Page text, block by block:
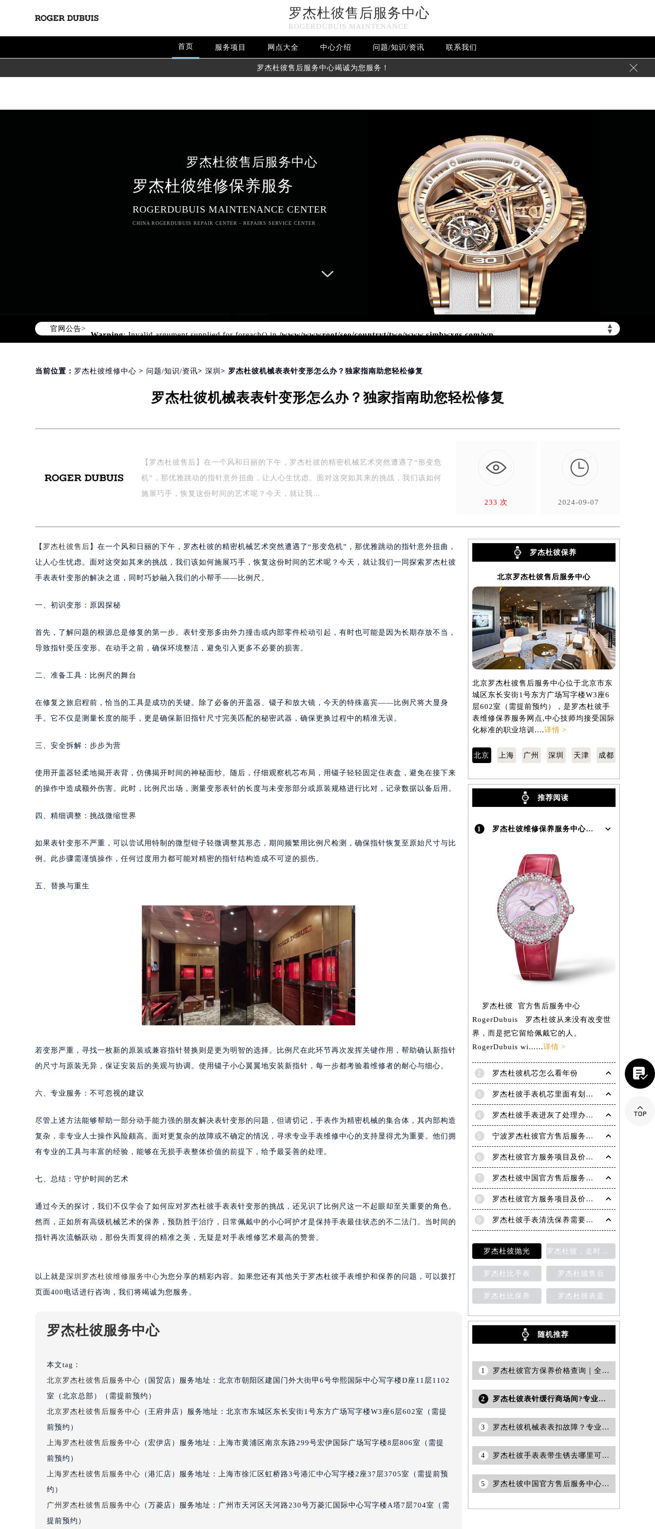
/www/wwwroot/seo/countryt/two/www.sjmbwxgs.com/wp-content/themes/rogerdubuis/header.php
/www/wwwroot/seo/countryt/two/www.sjmbwxgs.com/wp-content/themes/rogerdubuis/header.php
罗杰杜彼售后服务中心
ROGERDUBUIS MAINTENANCE
首页 服务项目 网点大全 中心介绍 问题/知识/资讯 联系我们
罗杰杜彼售后服务中心竭诚为您服务！ 
罗杰杜彼售后服务中心
罗杰杜彼维修保养服务
ROGERDUBUIS MAINTENANCE CENTER
CHINA ROGERDUBUIS REPAIR CENTER - REPAIRS SERVICE CENTER
官网公告> ▲
▼
当前位置： 罗杰杜彼维修中心 > 问题/知识/资讯> 深圳 > 罗杰杜彼机械表表针变形怎么办？独家指南助您轻松修复
罗杰杜彼机械表表针变形怎么办？独家指南助您轻松修复
【罗杰杜彼售后】在一个风和日丽的下午，罗杰杜彼的精密机械艺术突然遭遇了“形变危
机”，那优雅跳动的指针意外扭曲，让人心生忧虑。面对这突如其来的挑战，我们该如何
施展巧手，恢复这份时间的艺术呢？今天，就让我…
233 次

2024-09-07
【 罗杰杜彼售后 】在一个风和日丽的下午，罗杰杜彼的精密机械艺术突然遭遇了“形变危机”，那优雅跳动的指针意外扭曲，
让人心生忧虑。面对这突如其来的挑战，我们该如何施展巧手，恢复这份时间的艺术呢？今天，就让我们一同探索罗杰杜彼
手表表针变形的解决之道，同时巧妙融入我们的小帮手——比例尺。
一、初识变形：原因探秘
首先，了解问题的根源总是修复的第一步。表针变形多由外力撞击或内部零件松动引起，有时也可能是因为长期存放不当，
导致指针受压变形。在动手之前，确保环境整洁，避免引入更多不必要的损害。
二、准备工具：比例尺的舞台
在修复之旅启程前，恰当的工具是成功的关键。除了必备的开盖器、镊子和放大镜，今天的特殊嘉宾——比例尺将大显身
手。它不仅是测量长度的能手，更是确保新旧指针尺寸完美匹配的秘密武器，确保更换过程中的精准无误。
三、安全拆解：步步为营
使用开盖器轻柔地揭开表背，仿佛揭开时间的神秘面纱。随后，仔细观察机芯布局，用镊子轻轻固定住表盘，避免在接下来
的操作中造成额外伤害。此时，比例尺出场，测量变形表针的长度与未变形部分或原装规格进行比对，记录数据以备后用。
四、精细调整：挑战微缩世界
如果表针变形不严重，可以尝试用特制的微型钳子轻微调整其形态，期间频繁用比例尺检测，确保指针恢复至原始尺寸与比
例。此步骤需谨慎操作，任何过度用力都可能对精密的指针结构造成不可逆的损伤。
五、替换与重生
若变形严重，寻找一枚新的原装或兼容指针替换则是更为明智的选择。比例尺在此环节再次发挥关键作用，帮助确认新指针
的尺寸与原装无异，保证安装后的美观与协调。使用镊子小心翼翼地安装新指针，每一步都考验着维修者的耐心与细心。
六、专业服务：不可忽视的建议
尽管上述方法能够帮助一部分动手能力强的朋友解决表针变形的问题，但请切记，手表作为精密机械的集合体，其内部构造
复杂，非专业人士操作风险颇高。面对更复杂的故障或不确定的情况，寻求专业手表维修中心的支持显得尤为重要。他们拥
有专业的工具与丰富的经验，能够在无损手表整体价值的前提下，给予最妥善的处理。
七、总结：守护时间的艺术
通过今天的探讨，我们不仅学会了如何应对罗杰杜彼手表表针变形的挑战，还见识了比例尺这一不起眼却至关重要的角色。
然而，正如所有高级机械艺术的保养，预防胜于治疗，日常佩戴中的小心呵护才是保持手表最佳状态的不二法门。当时间的
指针再次流畅跃动，那份失而复得的精准之美，无疑是对手表维修艺术最高的赞誉。
以上就是深圳罗杰杜彼维修服务中心为您分享的精彩内容。如果您还有其他关于罗杰杜彼手表维护和保养的问题，可以拨打
页面400电话进行咨询，我们将竭诚为您服务。
罗杰杜彼服务中心
本文tag：
北京罗杰杜彼售后服务中心 （国贸店）服务地址：北京市朝阳区建国门外大街甲6号华熙国际中心写字楼D座11层1102
室（北京总部）（需提前预约）
北京罗杰杜彼售后服务中心 （王府井店）服务地址：北京市东城区东长安街1号东方广场写字楼W3座6层602室（需提
前预约）
上海罗杰杜彼售后服务中心 （宏伊店）服务地址：上海市黄浦区南京东路299号宏伊国际广场写字楼8层806室（需提
前预约）
上海罗杰杜彼售后服务中心 （港汇店）服务地址：上海市徐汇区虹桥路3号港汇中心写字楼2座37层3705室（需提前预
约）
广州罗杰杜彼售后服务中心 （万菱店）服务地址：广州市天河区天河路230号万菱汇国际中心写字楼A塔7层704室（需
提前预约）
罗杰杜彼保养
北京罗杰杜彼售后服务中心
北京罗杰杜彼售后服务中心位于北京市东
城区东长安街1号东方广场写字楼W3座6
层602室（需提前预约），是罗杰杜彼手
表维修保养服务网点,中心技师均接受国际
化标准的职业培训....详情 >
北京 上海 广州 深圳 天津 成都
推荐阅读
1 罗杰杜彼维修保养服务中心介绍 | RogerDubuis
罗杰杜彼 官方售后服务中心
RogerDubuis 罗杰杜彼从来没有改变世
界，而是把它留给佩戴它的人。
RogerDubuis wi......详情 >
2 罗杰杜彼机芯怎么看年份
3 罗杰杜彼手表机芯里面有划痕解决技巧是什么
4 罗杰杜彼手表进灰了处理办法盘点
5 宁波罗杰杜彼官方售后服务中心｜网点地址与电话权威信息公示（2026年6月最新）
6 罗杰杜彼官方服务项目及价格查询｜维修地址与售后服务电话权威信息公告（2026年6月最新）
7 罗杰杜彼中国官方售后服务中心｜最新维修地址及官方客服电话权威信息公告（2026年7月最新）
8 罗杰杜彼官方服务项目及价格查询｜完整地址与售后热线权威信息声明（2026年7月最新）
9 罗杰杜彼手表清洗保养需要多久？
罗杰杜彼抛光 罗杰杜彼，走时检测
罗杰杜比手表 罗杰杜彼售后
罗杰杜比保养 罗杰杜彼表盖
随机推荐
1 罗杰杜彼官方保养价格查询｜全部网点地址与售后电话权威信息公告（2026年7月最新）
2 罗杰杜彼表针缓行商场间?专业校准，重启精准时光
3 罗杰杜彼机械表表扣故障？专业解决表扣扣不上难题，确保精准佩戴体验
4 罗杰杜彼手表表带生锈去哪里可以维修？
5 罗杰杜彼中国官方售后服务中心｜最新网点地址及电话权威信息公告（2026年7月最新）

